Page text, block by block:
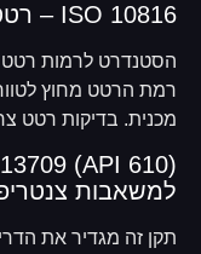
ISO 10816 – רטט מכני
הסטנדרט לרמות רטט
רמת הרטט מחוץ
מכנית. בדיקות רטט
למשאבות
תקן זה מגדיר את